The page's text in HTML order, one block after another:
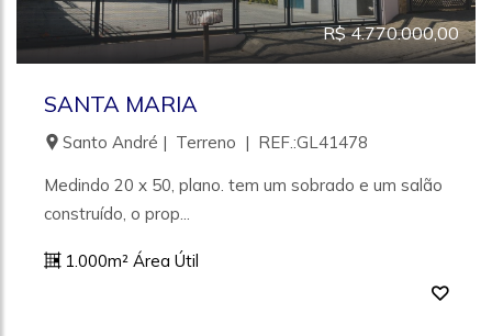
R$ 4.770.000,00
SANTA MARIA
Santo André | Terreno | REF.:GL41478
Medindo 20 x 50, plano. tem um sobrado e um salão
construído, o prop...
1.000m² Área Útil